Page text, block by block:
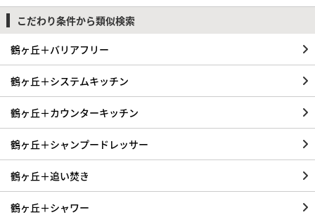
こだわり条件から類似検索
鶴ヶ丘＋バリアフリー
鶴ヶ丘＋システムキッチン
鶴ヶ丘＋カウンターキッチン
鶴ヶ丘＋シャンプードレッサー
鶴ヶ丘＋追い焚き
鶴ヶ丘＋シャワー